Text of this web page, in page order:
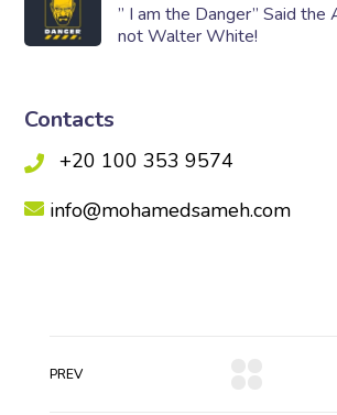
” I am the Danger” Said
not Walter White!
Contacts
+20 100 353 9574
info@mohamedsameh.com
PREV